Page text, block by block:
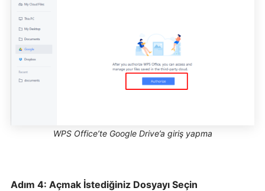
WPS Office’te Google Drive’a giriş yapma
Adım 4: Açmak İstediğiniz Dosyayı Seçin